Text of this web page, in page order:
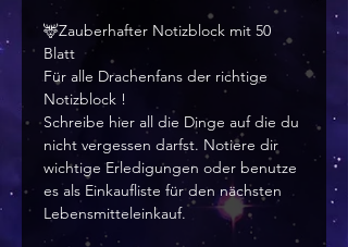
🦌Zauberhafter Notizblock mit 50
Blatt
Für alle Drachenfans der richtige
Notizblock !
Schreibe hier all die Dinge auf die du
nicht vergessen darfst. Notiere dir
wichtige Erledigungen oder benutze
es als Einkaufliste für den nächsten
Lebensmitteleinkauf.